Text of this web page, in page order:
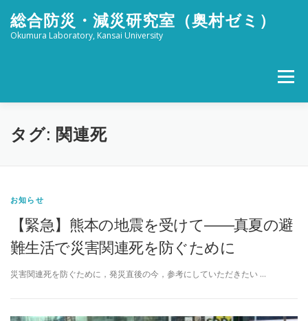
キ
総合防災・減災研究室（奥村ゼミ）
Okumura Laboratory, Kansai University
メニュー
ホーム メンバー
リンク アクセス
タグ: 関連死
お知らせ
【緊急】熊本の地震を受けて――真夏の避
難生活で災害関連死を防ぐために
災害関連死を防ぐために，発災直後の今，参考にしていただきたい …